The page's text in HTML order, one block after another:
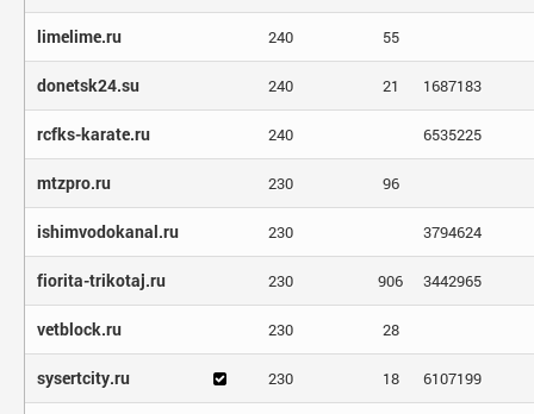
limelime.ru 240 55
donetsk24.su 240 21 1687183
rcfks-karate.ru 240 6535225
mtzpro.ru 230 96
ishimvodokanal.ru 230 3794624
fiorita-trikotaj.ru 230 906 3442965
vetblock.ru 230 28
sysertcity.ru 230 18 6107199